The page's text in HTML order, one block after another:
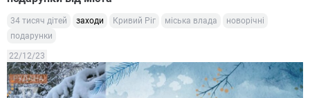
34 тисяч дітей заходи Кривий Ріг міська влада
новорічні
подарунки
22/12/23